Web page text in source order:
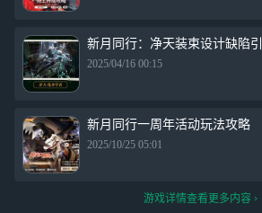
新月同行：净天装束设计缺陷
2025/04/16 00:15
新月同行一周年活动玩法攻略
2025/10/25 05:01
游戏详情查看更多内容